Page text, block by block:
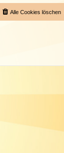
Alle Cookies löschen